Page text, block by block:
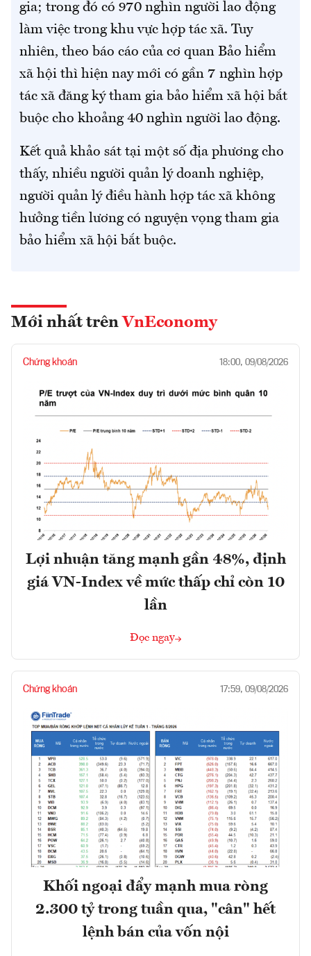
gia; trong đó có 970 nghìn người lao động
làm việc trong khu vực hợp tác xã. Tuy
nhiên, theo báo cáo của cơ quan Bảo hiểm
xã hội thì hiện nay mới có gần 7 nghìn hợp
tác xã đăng ký tham gia bảo hiểm xã hội bắt
buộc cho khoảng 40 nghìn người lao động.
Kết quả khảo sát tại một số địa phương cho
thấy, nhiều người quản lý doanh nghiệp,
người quản lý điều hành hợp tác xã không
hưởng tiền lương có nguyện vọng tham gia
bảo hiểm xã hội bắt buộc.
Mới nhất trên VnEconomy
Chứng khoán 18:00, 09/08/2026
Lợi nhuận tăng mạnh gần 48%, định
giá VN-Index về mức thấp chỉ còn 10
lần
Đọc ngay
Chứng khoán 17:59, 09/08/2026
Khối ngoại đẩy mạnh mua ròng
2.300 tỷ trong tuần qua, "cân" hết
lệnh bán của vốn nội